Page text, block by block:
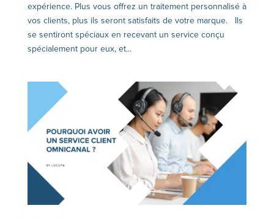
expérience. Plus vous offrez un traitement personnalisé à
vos clients, plus ils seront satisfaits de votre marque. Ils
se sentiront spéciaux en recevant un service conçu
spécialement pour eux, et...